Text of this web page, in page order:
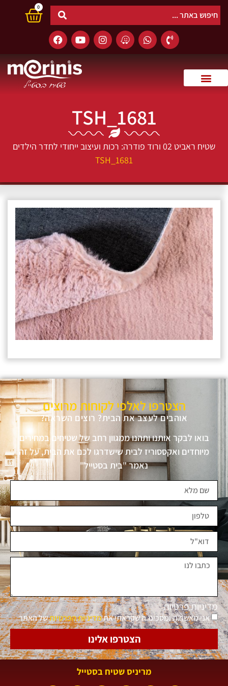
0
TSH_1681
שטיח ראביט 02 ורוד פודרה: רכות ועיצוב ייחודי לחדר הילדים
TSH_1681
הצטרפו לאלפי לקוחות מרוצים
אוהבים לעצב את הבית? רוצים השראה?
בואו לבקר אותנו ותהנו ממגוון רחב של שטיחים במחירים
מיוחדים ואקססוריז לבית שישדרגו לכם את הבית, על זה
נאמר "בית בסטייל"
מדיניות פרטיות
אני מאשר.ת ומסכימ.ה שקראתי אתמדיניות הפרטיותשל האתר
הצטרפו אלינו
מריניס שטיח בסטייל